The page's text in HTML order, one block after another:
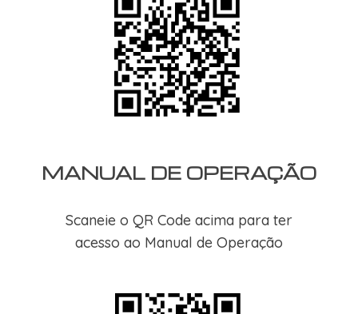
MANUAL DE OPERAÇÃO
Scaneie o QR Code acima para ter
acesso ao Manual de Operação